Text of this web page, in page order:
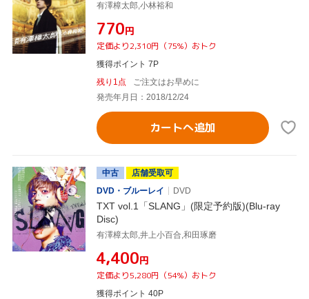
有澤樟太郎,小林裕和
¥770円
定価より2,310円（75%）おトク
獲得ポイント 7P
残り1点
ご注文はお早めに
発売年月日：2018/12/24
カートへ追加
中古
店舗受取可
DVD・ブルーレイ
DVD
TXT vol.1「SLANG」(限定予約版)(Blu-ray
Disc)
有澤樟太郎,井上小百合,和田琢磨
¥4,400円
定価より5,280円（54%）おトク
獲得ポイント 40P